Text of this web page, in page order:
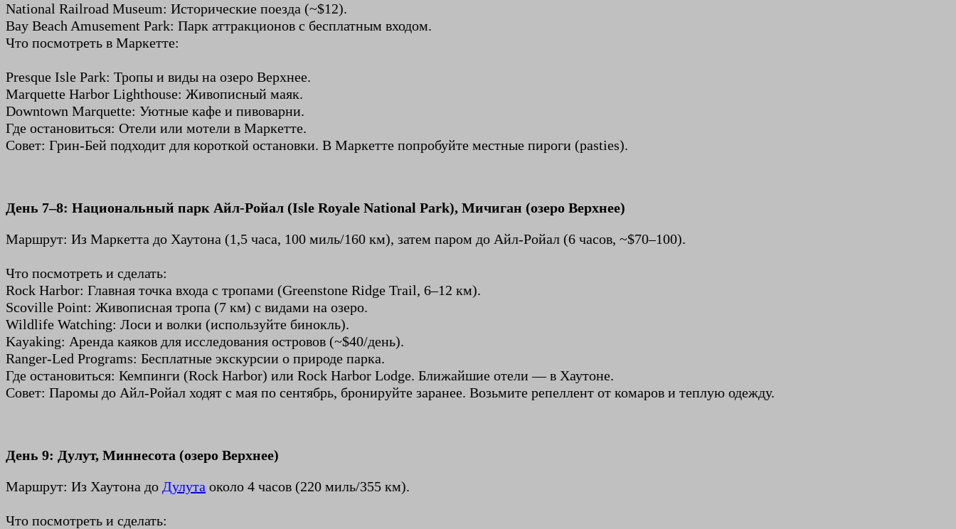
National Railroad Museum: Исторические поезда (~$12).
Bay Beach Amusement Park: Парк аттракционов с бесплатным входом.
Что посмотреть в Маркетте:
Presque Isle Park: Тропы и виды на озеро Верхнее.
Marquette Harbor Lighthouse: Живописный маяк.
Downtown Marquette: Уютные кафе и пивоварни.
Где остановиться: Отели или мотели в Маркетте.
Совет: Грин-Бей подходит для короткой остановки. В Маркетте попробуйте местные пироги (pasties).
День 7–8: Национальный парк Айл-Ройал (Isle Royale National Park), Мичиган (озеро Верхнее)
Маршрут: Из Маркетта до Хаутона (1,5 часа, 100 миль/160 км), затем паром до Айл-Ройал (6 часов, ~$70–100).
Что посмотреть и сделать:
Rock Harbor: Главная точка входа с тропами (Greenstone Ridge Trail, 6–12 км).
Scoville Point: Живописная тропа (7 км) с видами на озеро.
Wildlife Watching: Лоси и волки (используйте бинокль).
Kayaking: Аренда каяков для исследования островов (~$40/день).
Ranger-Led Programs: Бесплатные экскурсии о природе парка.
Где остановиться: Кемпинги (Rock Harbor) или Rock Harbor Lodge. Ближайшие отели — в Хаутоне.
Совет: Паромы до Айл-Ройал ходят с мая по сентябрь, бронируйте заранее. Возьмите репеллент от комаров и теплую одежду.
День 9: Дулут, Миннесота (озеро Верхнее)
Маршрут: Из Хаутона до Дулута около 4 часов (220 миль/355 км).
Что посмотреть и сделать: